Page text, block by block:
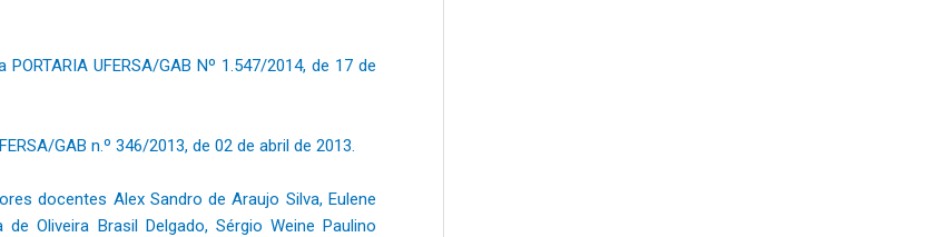
UFERSA/GAB Nº 1.547/2014, de 17 de
GAB n.º 346/2013, de 02 de abril de 2013.
docentes Alex Sandro de Araujo Silva, Eulene
Oliveira Brasil Delgado, Sérgio Weine Paulino